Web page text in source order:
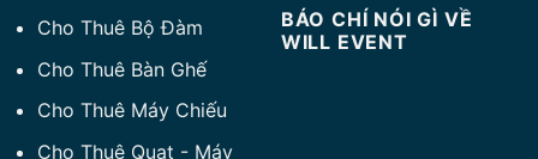
Cho Thuê Bộ Đàm
Cho Thuê Bàn Ghế
Cho Thuê Máy Chiếu
Cho Thuê Quạt - Máy
BÁO CHÍ NÓI GÌ VỀ
WILL EVENT